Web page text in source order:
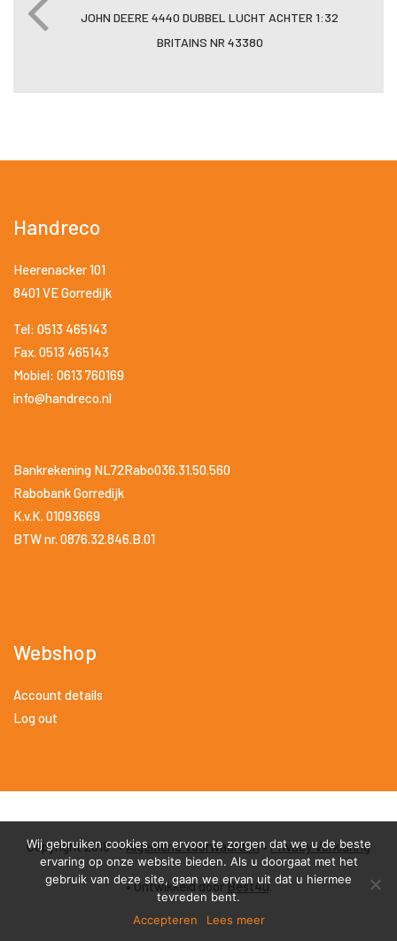
JOHN DEERE 4440 DUBBEL LUCHT ACHTER 1:32
BRITAINS NR 43380
Handreco
Heerenacker 101
8401 VE Gorredijk
Tel: 0513 465143
Fax. 0513 465143
Mobiel: 0613 760169
info@handreco.nl
Bankrekening NL72Rabo036.31.50.560
Rabobank Gorredijk
K.v.K. 01093669
BTW nr. 0876.32.846.B.01
Webshop
Account details
Log out
Copyright 2018 •Algemene Voorwaarden•Privacy Verklaring
• Ontwikkeld doorBest4u.
Wij gebruiken cookies om ervoor te zorgen dat we u de beste
ervaring op onze website bieden. Als u doorgaat met het
gebruik van deze site, gaan we ervan uit dat u hiermee
tevreden bent.
Accepteren
Lees meer